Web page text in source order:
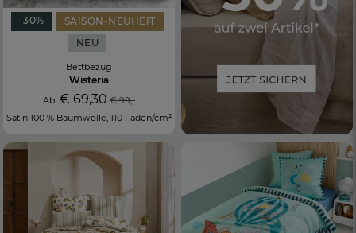
-30%
SAISON-NEUHEIT
NEU
Bettbezug
Wisteria
Ab€ 69,30 € 99,-
Satin 100 % Baumwolle, 110 Fäden/cm²